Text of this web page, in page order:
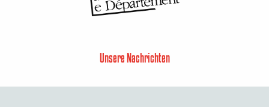
Unsere Nachrichten